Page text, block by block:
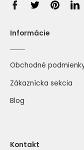
Informácie
Obchodné
Zákaznícka sekcia
Blog
Kontakt